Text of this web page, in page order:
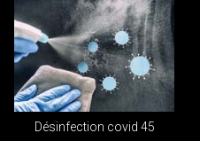
Désinfection covid 45